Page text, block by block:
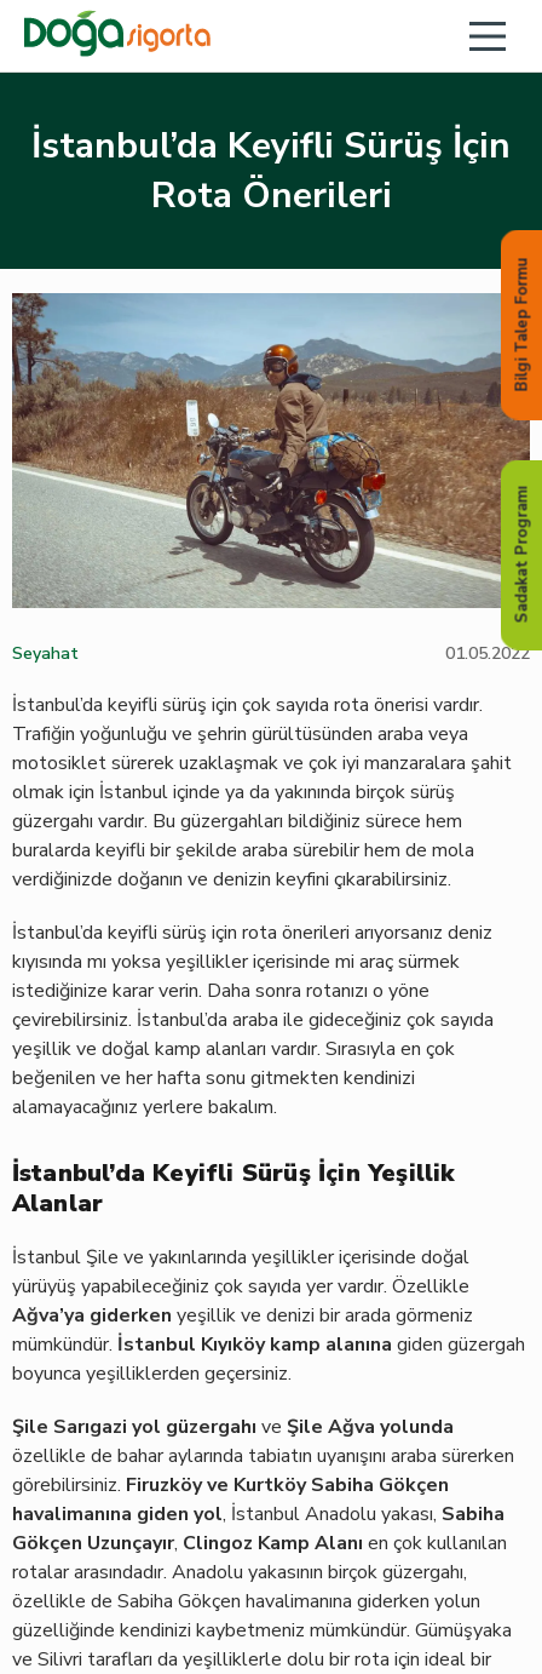
İstanbul’da Keyifli Sürüş İçin
Rota Önerileri
Seyahat 01.05.2022
İstanbul’da keyifli sürüş için çok sayıda rota önerisi vardır.
Trafiğin yoğunluğu ve şehrin gürültüsünden araba veya
motosiklet sürerek uzaklaşmak ve çok iyi manzaralara şahit
olmak için İstanbul içinde ya da yakınında birçok sürüş
güzergahı vardır. Bu güzergahları bildiğiniz sürece hem
buralarda keyifli bir şekilde araba sürebilir hem de mola
verdiğinizde doğanın ve denizin keyfini çıkarabilirsiniz.
İstanbul’da keyifli sürüş için rota önerileri arıyorsanız deniz
kıyısında mı yoksa yeşillikler içerisinde mi araç sürmek
istediğinize karar verin. Daha sonra rotanızı o yöne
çevirebilirsiniz. İstanbul’da araba ile gideceğiniz çok sayıda
yeşillik ve doğal kamp alanları vardır. Sırasıyla en çok
beğenilen ve her hafta sonu gitmekten kendinizi
alamayacağınız yerlere bakalım.
İstanbul’da Keyifli Sürüş İçin Yeşillik
Alanlar
İstanbul Şile ve yakınlarında yeşillikler içerisinde doğal
yürüyüş yapabileceğiniz çok sayıda yer vardır. Özellikle
Ağva’ya giderken yeşillik ve denizi bir arada görmeniz
mümkündür. İstanbul Kıyıköy kamp alanına giden güzergah
boyunca yeşilliklerden geçersiniz.
Şile Sarıgazi yol güzergahı ve Şile Ağva yolunda
özellikle de bahar aylarında tabiatın uyanışını araba sürerken
görebilirsiniz. Firuzköy ve Kurtköy Sabiha Gökçen
havalimanına giden yol, İstanbul Anadolu yakası, Sabiha
Gökçen Uzunçayır, Clingoz Kamp Alanı en çok kullanılan
rotalar arasındadır. Anadolu yakasının birçok güzergahı,
özellikle de Sabiha Gökçen havalimanına giderken yolun
güzelliğinde kendinizi kaybetmeniz mümkündür. Gümüşyaka
ve Silivri tarafları da yeşilliklerle dolu bir rota için ideal bir
Bilgi Talep Formu
Sadakat Programı